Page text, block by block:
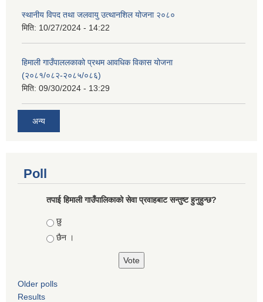
स्थानीय विपद तथा जलवायु उत्थानशिल योजना २०८०
मिति: 10/27/2024 - 14:22
हिमाली गाउँपाललकाको प्रथम आवधिक विकास योजना
(२०८१/०८२-२०८५/०८६)
मिति: 09/30/2024 - 13:29
अन्य
Poll
तपाई हिमाली गाउँपालिकाको सेवा प्रवाहबाट सन्तुष्ट हुनुहुन्छ?
Choices
छु
छैन ।
Older polls
Results